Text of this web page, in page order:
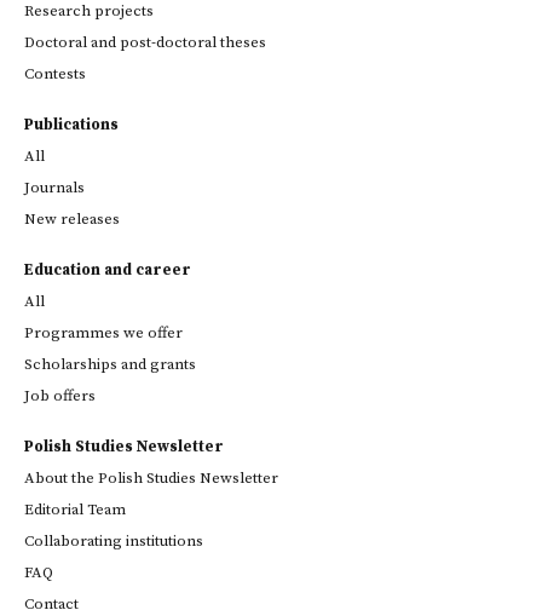
Research projects
Doctoral and post-doctoral theses
Contests
Publications
All
Journals
New releases
Education and career
All
Programmes we offer
Scholarships and grants
Job offers
Polish Studies Newsletter
About the Polish Studies Newsletter
Editorial Team
Collaborating institutions
FAQ
Contact